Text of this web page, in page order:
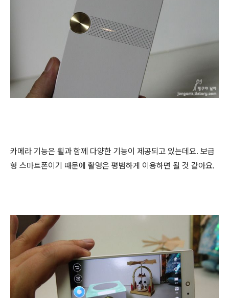
카메라 기능은 휠과 함께 다양한 기능이 제공되고 있는데요. 보급
형 스마트폰이기 때문에 촬영은 평범하게 이용하면 될 것 같아요.